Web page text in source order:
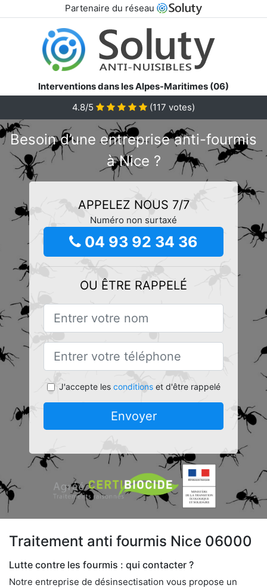
Partenaire du réseau
Interventions dans les Alpes-Maritimes (06)
4.8/5
(117 votes)
Besoin d’une entreprise anti-fourmis
à Nice ?
APPELEZ NOUS 7/7
Numéro non surtaxé
04 93 92 34 36
OU ÊTRE RAPPELÉ
J'accepte les conditionset d'être rappelé
Envoyer
Traitement anti fourmis Nice 06000
Lutte contre les fourmis : qui contacter ?
Notre entreprise de désinsectisation vous propose un